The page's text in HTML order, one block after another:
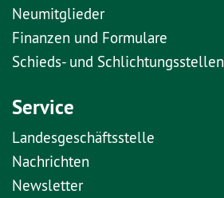
Neumitglieder
Finanzen und Formulare
Schieds- und Schlichtungsstellen
Service
Landesgeschäftsstelle
Nachrichten
Newsletter